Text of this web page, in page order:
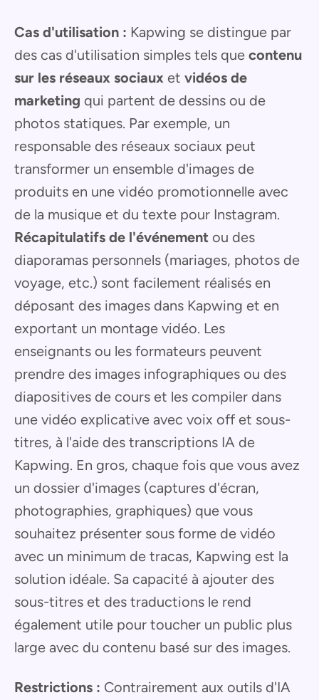
Cas d'utilisation : Kapwing se distingue par
des cas d'utilisation simples tels que contenu
sur les réseaux sociaux et vidéos de
marketing qui partent de dessins ou de
photos statiques. Par exemple, un
responsable des réseaux sociaux peut
transformer un ensemble d'images de
produits en une vidéo promotionnelle avec
de la musique et du texte pour Instagram.
Récapitulatifs de l'événement ou des
diaporamas personnels (mariages, photos de
voyage, etc.) sont facilement réalisés en
déposant des images dans Kapwing et en
exportant un montage vidéo. Les
enseignants ou les formateurs peuvent
prendre des images infographiques ou des
diapositives de cours et les compiler dans
une vidéo explicative avec voix off et sous-
titres, à l'aide des transcriptions IA de
Kapwing. En gros, chaque fois que vous avez
un dossier d'images (captures d'écran,
photographies, graphiques) que vous
souhaitez présenter sous forme de vidéo
avec un minimum de tracas, Kapwing est la
solution idéale. Sa capacité à ajouter des
sous-titres et des traductions le rend
également utile pour toucher un public plus
large avec du contenu basé sur des images.
Restrictions : Contrairement aux outils d'IA